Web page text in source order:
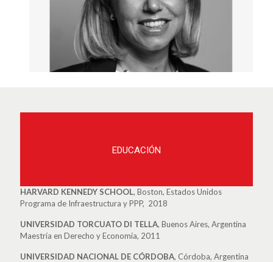
EDUCACIÓN
HARVARD KENNEDY SCHOOL, Boston, Estados Unidos
Programa de Infraestructura y PPP, 2018
UNIVERSIDAD TORCUATO DI TELLA, Buenos Aires, Argentina
Maestría en Derecho y Economía, 2011
UNIVERSIDAD NACIONAL DE CÓRDOBA, Córdoba, Argentina